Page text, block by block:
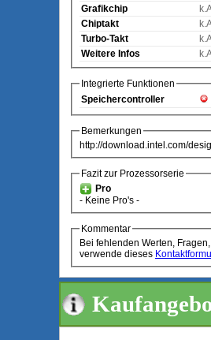
Grafikchip
Chiptakt
Turbo-Takt
Weitere Infos
Integrierte Funktionen
Speichercontroller
Bemerkungen
http://download.intel.com/
Fazit zur Prozessorserie
Pro
- Keine Pro's -
Kommentar
Bei fehlenden Werten,
verwende dieses